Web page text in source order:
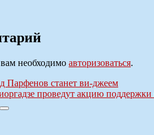
необходимо авторизоваться.
Парфенов станет ви-джеем
проведут акцию поддержки
Поиск